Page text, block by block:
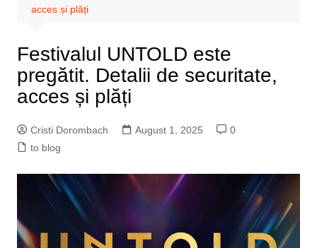
acces și plăți
Festivalul UNTOLD este
pregătit. Detalii de securitate,
acces și plăți
Cristi Dorombach August 1, 2025
0
to blog